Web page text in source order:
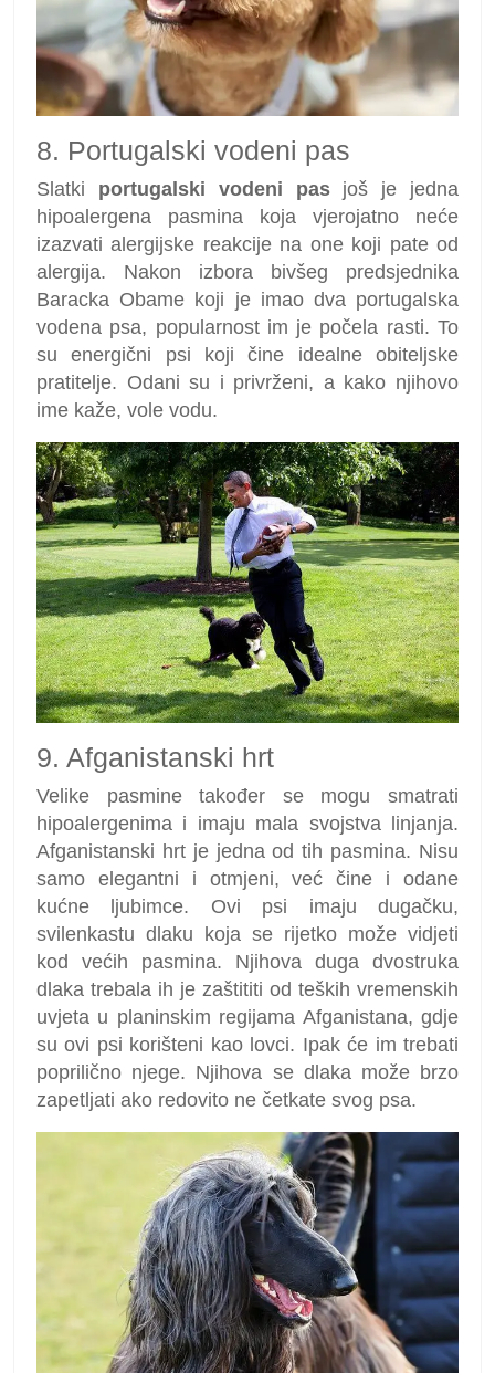
8. Portugalski vodeni pas
Slatki portugalski vodeni pasjoš je jedna
hipoalergena pasmina koja vjerojatno neće
izazvati alergijske reakcije na one koji pate od
alergija. Nakon izbora bivšeg predsjednika
Baracka Obame koji je imao dva portugalska
vodena psa, popularnost im je počela rasti. To
su energični psi koji čine idealne obiteljske
pratitelje. Odani su i privrženi, a kako njihovo
ime kaže, vole vodu.
9. Afganistanski hrt
Velike pasmine također se mogu smatrati
hipoalergenima i imaju mala svojstva linjanja.
Afganistanski hrt je jedna od tih pasmina. Nisu
samo elegantni i otmjeni, već čine i odane
kućne ljubimce. Ovi psi imaju dugačku,
svilenkastu dlaku koja se rijetko može vidjeti
kod većih pasmina. Njihova duga dvostruka
dlaka trebala ih je zaštititi od teških vremenskih
uvjeta u planinskim regijama Afganistana, gdje
su ovi psi korišteni kao lovci. Ipak će im trebati
poprilično njege. Njihova se dlaka može brzo
zapetljati ako redovito ne četkate svog psa.